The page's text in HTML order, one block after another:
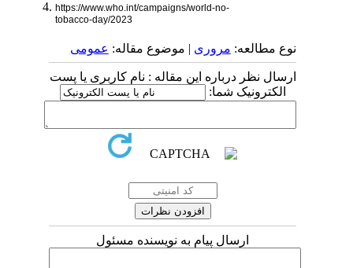
https://www.who.int/campaigns/world-no-
tobacco-day/2023
نوع مطالعه:مروری| موضوع مقاله:عمومى
ارسال نظر درباره این مقاله : نام کاربری یا پست
الکترونیک شما:
ارسال پیام به نویسنده مسئول